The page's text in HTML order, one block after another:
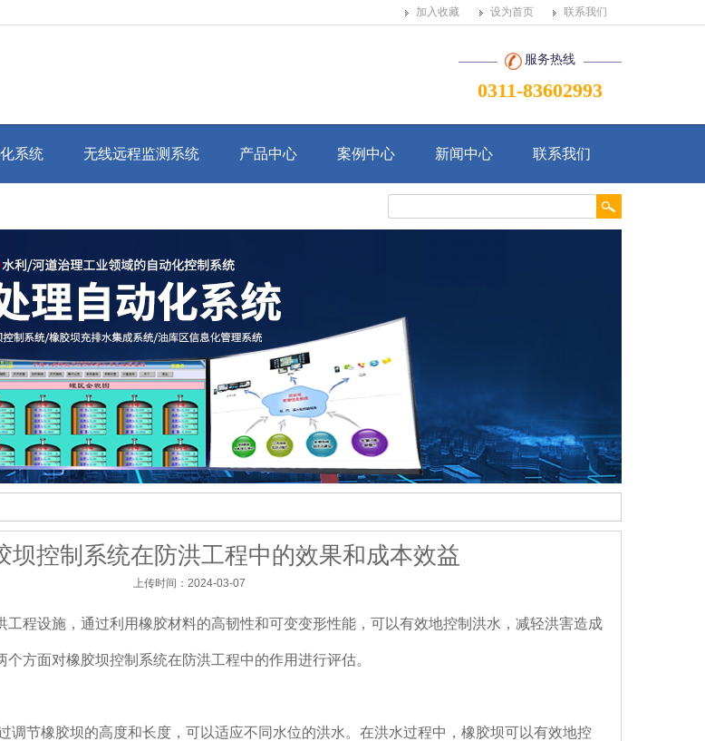
加入收藏 设为首页 联系我们
服务热线
0311-83602993
系统 无线远程监测系统 产品中心 案例中心 新闻中心 联系我们
坝控制系统在防洪工程中的效果和成本效益
上传时间：2024-03-07
工程设施，通过利用橡胶材料的高韧性和可变变形性能，可以有效地控制洪水，减轻洪害造成
方面对橡胶坝控制系统在防洪工程中的作用进行评估。
调节橡胶坝的高度和长度，可以适应不同水位的洪水。在洪水过程中，橡胶坝可以有效地控